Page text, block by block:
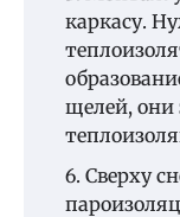
каркасу.
щелей, они
Сверху